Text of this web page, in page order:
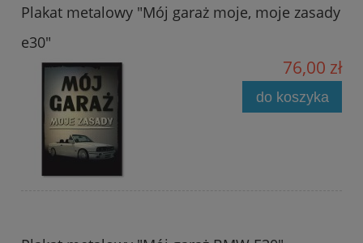
Plakat metalowy "Mój garaż moje, moje zasady
e30"
76,00 zł
do koszyka